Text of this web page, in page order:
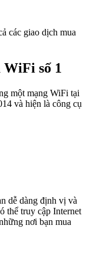
các giao dịch mua
số 1
một mạng WiFi tại
và hiện là công cụ
dễ dàng định vị và
thể truy cập Internet
nơi bạn mua